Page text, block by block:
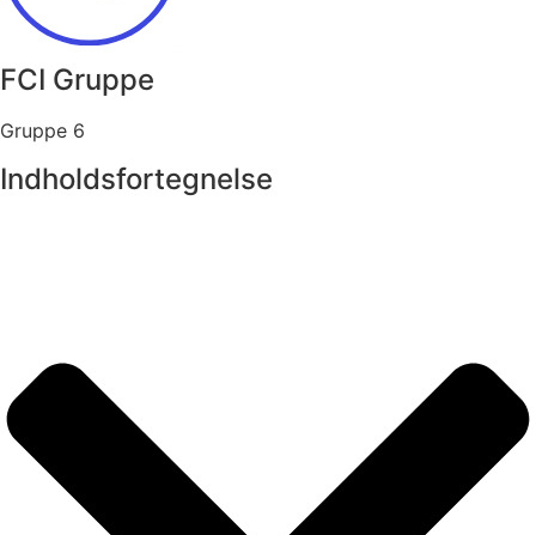
FCI Gruppe
Gruppe 6
Indholdsfortegnelse